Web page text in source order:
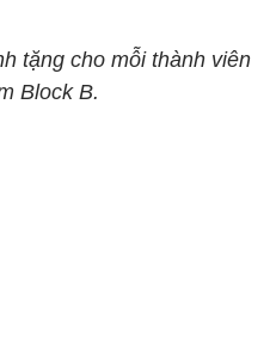
tặng cho mỗi thành viên
Block B.